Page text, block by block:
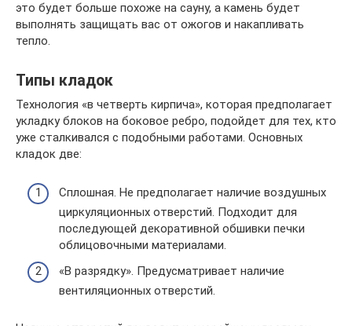
это будет больше похоже на сауну, а камень будет
выполнять защищать вас от ожогов и накапливать
тепло.
Типы кладок
Технология «в четверть кирпича», которая предполагает
укладку блоков на боковое ребро, подойдет для тех, кто
уже сталкивался с подобными работами. Основных
кладок две:
Сплошная. Не предполагает наличие воздушных
циркуляционных отверстий. Подходит для
последующей декоративной обшивки печки
облицовочными материалами.
«В разрядку». Предусматривает наличие
вентиляционных отверстий.